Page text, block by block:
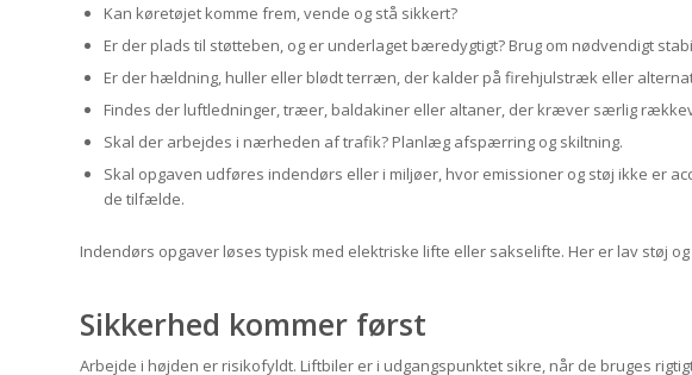
Kan køretøjet komme frem, vende og stå sikkert?
Er der plads til støtteben, og er underlaget bæredygtigt? Brug om nødvendigt
Er der hældning, huller eller blødt terræn, der kalder på firehjulstræk eller
Findes der luftledninger, træer, baldakiner eller altaner, der kræver særlig
Skal der arbejdes i nærheden af trafik? Planlæg afspærring og skiltning.
Skal opgaven udføres indendørs eller i miljøer, hvor emissioner og støj ikke er
de tilfælde.
Indendørs opgaver løses typisk med elektriske lifte eller sakselifte. Her er lav støj
Sikkerhed kommer først
Arbejde i højden er risikofyldt. Liftbiler er i udgangspunktet sikre, når de bruges